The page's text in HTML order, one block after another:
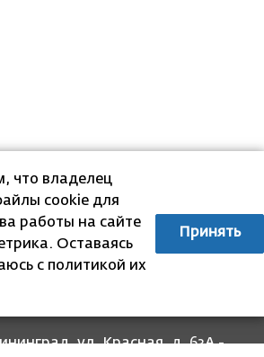
ул. Красная, д. 63А -
что владелец
cookie для
работы на сайте
Оставаясь
с политикой их
Принять